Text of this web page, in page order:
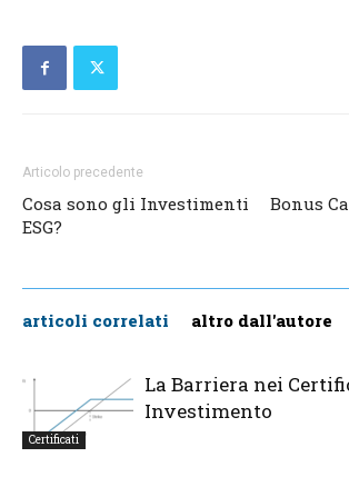
Articolo precedente
Cosa sono gli Investimenti
ESG?
Bonus
articoli correlati altro dall'autore
Certificati
La Barriera nei
Investimento